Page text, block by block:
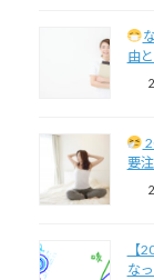
由
要
【
な